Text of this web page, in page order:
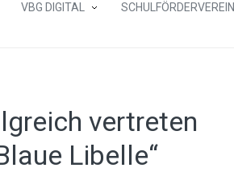
VBG DIGITAL SCHULFÖRDERVEREIN
vertreten
Libelle“